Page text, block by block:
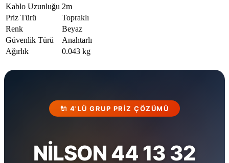
Kablo Uzunluğu 2m
Priz Türü
Topraklı
Renk
Beyaz
Güvenlik Türü
Anahtarlı
Ağırlık
0.043 kg
🔌 4'LÜ GRUP PRIZ ÇÖZÜMÜ
NİLSON 44 13 32